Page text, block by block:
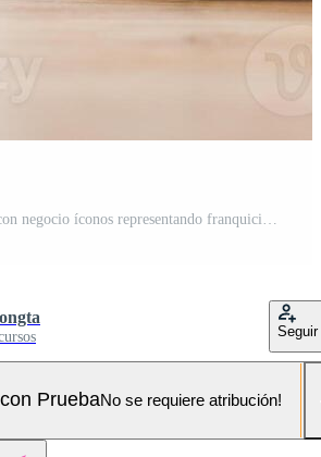
Seguir
PruebaNo se requiere atribución!